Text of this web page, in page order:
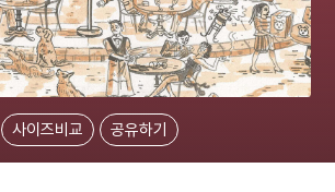
사이즈비교 공유하기